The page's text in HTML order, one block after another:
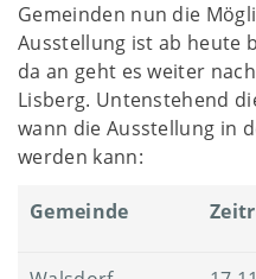
Gemeinden nun die
Ausstellung ist ab heute
da an geht es weiter
Lisberg. Untenstehend
wann die Ausstellung in
werden kann:
Gemeinde